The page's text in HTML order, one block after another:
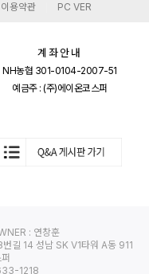
이용약관 PC VER
계좌안내
NH농협 301-0104-2007-51
예금주 : (주)에이온코스퍼
: 연창훈
길 14 성남 SK V1타워 A동 911
1218